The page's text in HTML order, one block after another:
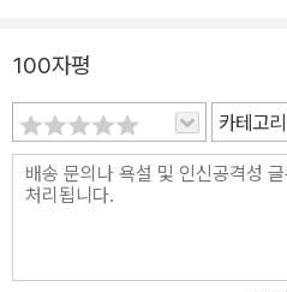
면서 직접 그려볼 수 있도록 다양한
장에서는 기하학과 공리 체계의 정
학을 배워야 하는지, 역사적·과학적
는지 등을 들려준다. 2장에서 6장은
물선 등 원뿔곡선의 원리와 특성을
100자평
카테고리